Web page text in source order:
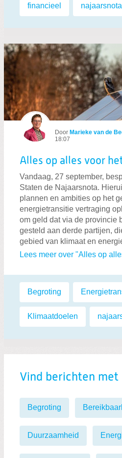
financieel najaarsnota
Door Marieke van de
18:07
Alles op alles voor
Vandaag, 27 september,
Staten de Najaarsnota.
plannen en ambities op het
energietransitie vertraging
om geld dat via de provincie
gesteld aan derde partijen,
gebied van klimaat en
Lees meer over "Alles op
Labels:
Begroting
Klimaatdoelen
Vind berichten met
Begroting
Duurzaamheid